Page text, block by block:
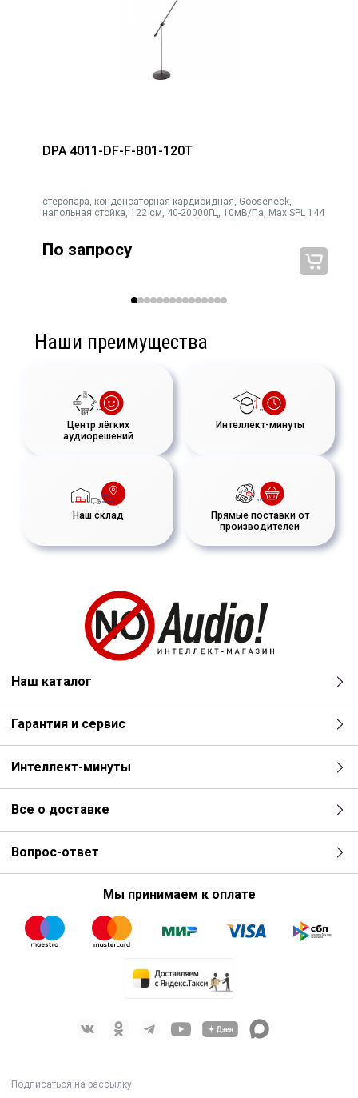
DPA 4011-DF-F-B01-120T
стеропара, конденсаторная кардиоидная, Gooseneck,
напольная стойка, 122 см, 40-20000Гц, 10мВ/Па, Max SPL 144
По запросу
Наши преимущества
Центр лёгких
аудиорешений
Интеллект-минуты
Наш склад
Прямые поставки от
производителей
Наш каталог
Гарантия и сервис
Интеллект-минуты
Все о доставке
Вопрос-ответ
Мы принимаем к оплате
Подписаться на рассылку